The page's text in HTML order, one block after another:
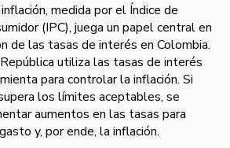
medida por el Índice de
(IPC), juega un papel central en
de las tasas de interés en Colombia.
utiliza las tasas de interés
para controlar la inflación. Si
los límites aceptables, se
aumentos en las tasas para
y, por ende, la inflación.